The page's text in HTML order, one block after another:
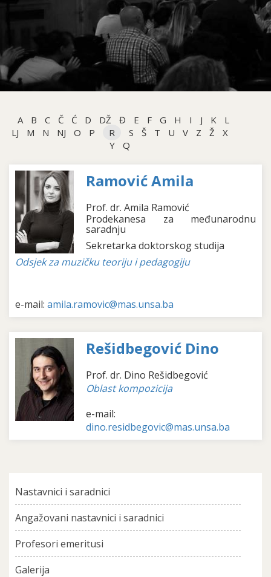
A B C Č Ć D DŽ Đ E F G H I J K
L
LJ
M N NJ O P R S Š T U V Z Ž
X
Y
Q
Ramović Amila
Prof. dr. Amila Ramović
Prodekanesa za međunarodnu
saradnju
Sekretarka doktorskog studija
Odsjek za muzičku teoriju i pedagogiju
e-mail: amila.ramovic@mas.unsa.ba
Rešidbegović Dino
Prof. dr. Dino Rešidbegović
Oblast kompozicija
e-mail:
dino.residbegovic@mas.unsa.ba
Nastavnici i saradnici
Angažovani nastavnici i saradnici
Profesori emeritusi
Galerija